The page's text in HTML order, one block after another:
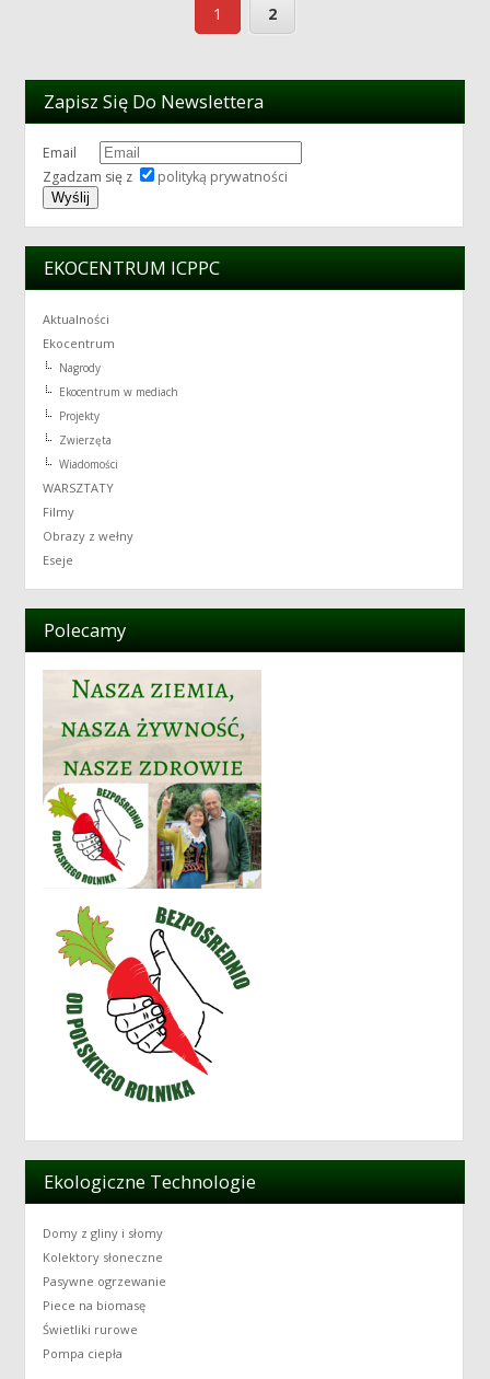
1 2
Zapisz Się Do Newslettera
Email
Zgadzam się z
polityką prywatności
EKOCENTRUM ICPPC
Aktualności
Ekocentrum
Nagrody
Ekocentrum w mediach
Projekty
Zwierzęta
Wiadomości
WARSZTATY
Filmy
Obrazy z wełny
Eseje
Polecamy
Ekologiczne Technologie
Domy z gliny i słomy
Kolektory słoneczne
Pasywne ogrzewanie
Piece na biomasę
Świetliki rurowe
Pompa ciepła